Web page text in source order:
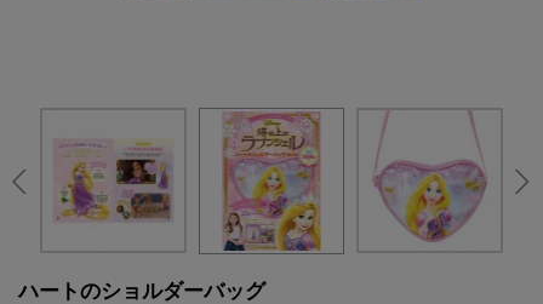
ハートのショルダーバッグ